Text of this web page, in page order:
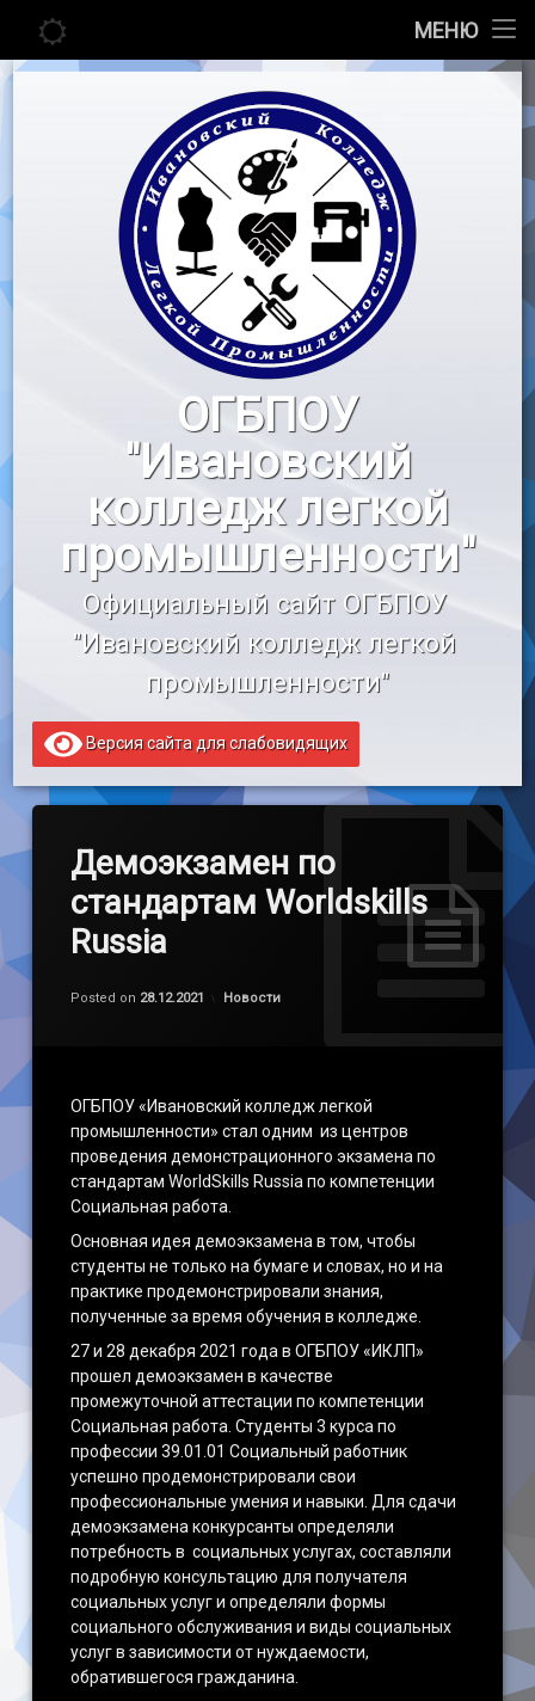
МЕНЮ
Главная
Педагогу
Воспитательная работа
«Профессионалы»
«Профессионалитет»
Образовательный кредит
Перейти
ОГБПОУ
"Ивановский
колледж легкой
промышленности"
Официальный сайт ОГБПОУ
"Ивановский колледж легкой
промышленности"
Версия сайта для слабовидящих
Демоэкзамен по
стандартам Worldskills
Russia
Posted on 28.12.2021
Обновлено на
by
Категории:
Новости
ОГБПОУ «Ивановский колледж легкой
промышленности» стал одним из центров
проведения демонстрационного экзамена по
стандартам WorldSkills Russia по компетенции
Социальная работа.
Основная идея демоэкзамена в том, чтобы
студенты не только на бумаге и словах, но и на
практике продемонстрировали знания,
полученные за время обучения в колледже.
27 и 28 декабря 2021 года в ОГБПОУ «ИКЛП»
прошел демоэкзамен в качестве
промежуточной аттестации по компетенции
Социальная работа. Студенты 3 курса по
профессии 39.01.01 Социальный работник
успешно продемонстрировали свои
профессиональные умения и навыки. Для сдачи
демоэкзамена конкурсанты определяли
потребность в социальных услугах, составляли
подробную консультацию для получателя
социальных услуг и определяли формы
социального обслуживания и виды социальных
услуг в зависимости от нуждаемости,
обратившегося гражданина.